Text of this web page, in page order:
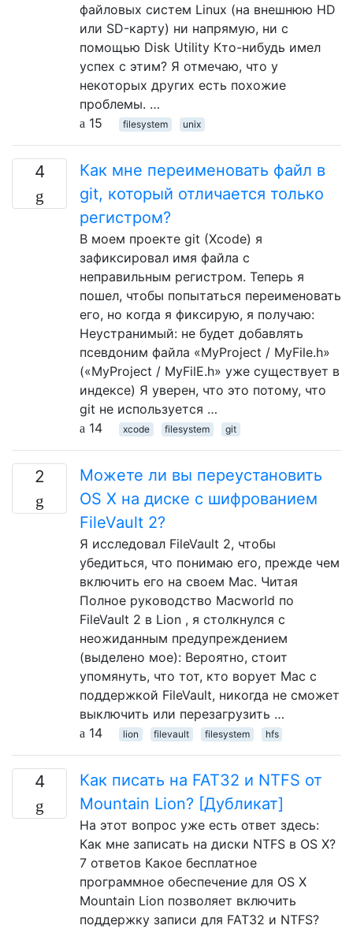
файловых систем Linux (на внешнюю HD
или SD-карту) ни напрямую, ни с
помощью Disk Utility Кто-нибудь имел
успех с этим? Я отмечаю, что у
некоторых других есть похожие
проблемы. …
15
filesystem unix
4
Как мне переименовать файл в
git, который отличается только
регистром?
В моем проекте git (Xcode) я
зафиксировал имя файла с
неправильным регистром. Теперь я
пошел, чтобы попытаться переименовать
его, но когда я фиксирую, я получаю:
Неустранимый: не будет добавлять
псевдоним файла «MyProject / MyFile.h»
(«MyProject / MyFilE.h» уже существует в
индексе) Я уверен, что это потому, что
git не используется …
14
xcode filesystem git
2
Можете ли вы переустановить
OS X на диске с шифрованием
FileVault 2?
Я исследовал FileVault 2, чтобы
убедиться, что понимаю его, прежде чем
включить его на своем Mac. Читая
Полное руководство Macworld по
FileVault 2 в Lion , я столкнулся с
неожиданным предупреждением
(выделено мое): Вероятно, стоит
упомянуть, что тот, кто ворует Mac с
поддержкой FileVault, никогда не сможет
выключить или перезагрузить …
14
lion filevault filesystem hfs
4
Как писать на FAT32 и NTFS от
Mountain Lion? [Дубликат]
На этот вопрос уже есть ответ здесь:
Как мне записать на диски NTFS в OS X?
7 ответов Какое бесплатное
программное обеспечение для OS X
Mountain Lion позволяет включить
поддержку записи для FAT32 и NTFS?